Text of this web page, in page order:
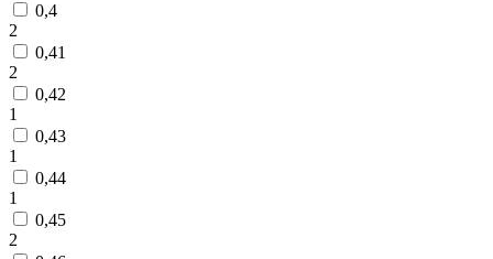
0,4
2
0,41
2
0,42
1
0,43
1
0,44
1
0,45
2